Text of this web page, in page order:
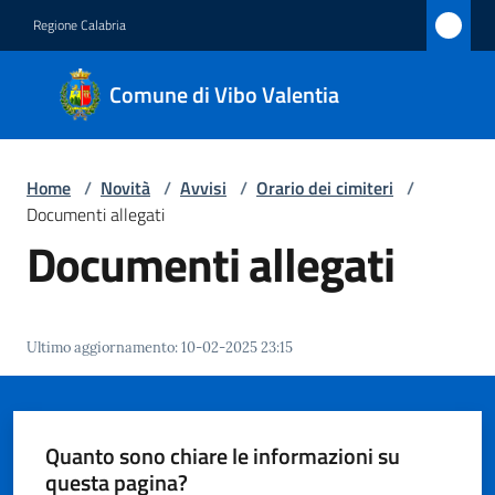
Regione Calabria
Comune di Vibo Valentia
Comune
di Vibo
Valentia
Servizi
Vivere
Vibo
Valentia
Home / Novità / Avvisi / Orario dei cimiteri /
Documenti allegati
Documenti allegati
Ultimo aggiornamento:10-02-2025 23:15
Quanto sono chiare le informazioni su
questa pagina?